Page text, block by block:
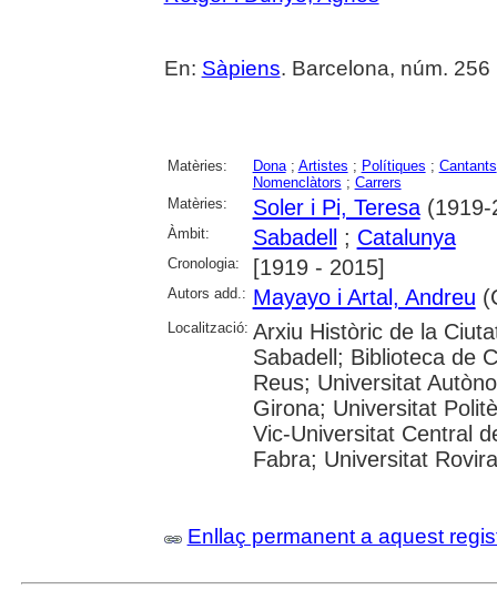
En: Sàpiens. Barcelona, núm.
Matèries: Dona; Artistes ; Polítiques ; Cantants
Nomenclàtors ; Carrers
Matèries:
Soler i Pi, Teresa(1919-
Àmbit: Sabadell ; Catalunya
Cronologia: [1919 - 2015]
Autors add.: Mayayo i Artal, Andreu
Localització: Arxiu Històric de la
Sabadell; Biblioteca de
Reus; Universitat
Girona; Universitat
Vic-Universitat Central
Fabra; Universitat
Enllaç permanent a aquest